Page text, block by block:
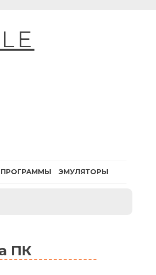
ПРОГРАММЫ ЭМУЛЯТОРЫ
ПК